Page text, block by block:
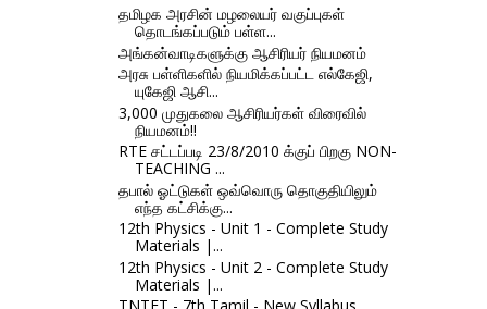
தமிழக அரசின் மழலையர் வகுப்புகள்
தொடங்கப்படும் பள்ள...
அங்கன்வாடிகளுக்கு ஆசிரியர் நியமனம்
அரசு பள்ளிகளில் நியமிக்கப்பட்ட எல்கேஜி,
யுகேஜி ஆசி...
3,000 முதுகலை ஆசிரியர்கள் விரைவில்
நியமனம்!!
RTE சட்டப்படி 23/8/2010 க்குப் பிறகு NON-
TEACHING ...
தபால் ஓட்டுகள் ஒவ்வொரு தொகுதியிலும்
எந்த கட்சிக்கு...
12th Physics - Unit 1 - Complete Study
Materials |...
12th Physics - Unit 2 - Complete Study
Materials |...